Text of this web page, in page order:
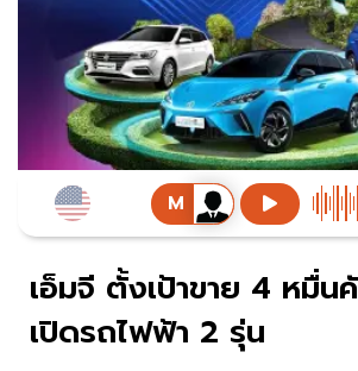
เอ็มจี ตั้งเป้าขาย 4 หมื่น
เปิดรถไฟฟ้า 2 รุ่น